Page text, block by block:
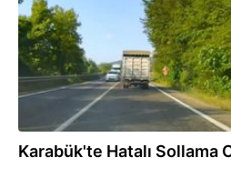
Karabük'te Hatalı Sollama